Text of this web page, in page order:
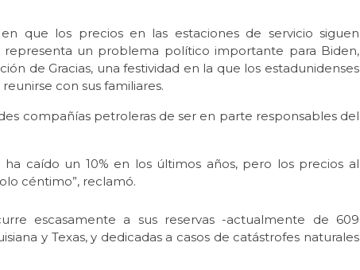
que los precios en las estaciones de servicio siguen
representa un problema político importante para Biden,
de Gracias, una festividad en la que los estadunidenses
con sus familiares.
compañías petroleras de ser en parte responsables del
caído un 10% en los últimos años, pero los precios al
céntimo”, reclamó.
escasamente a sus reservas -actualmente de 609
y Texas, y dedicadas a casos de catástrofes naturales